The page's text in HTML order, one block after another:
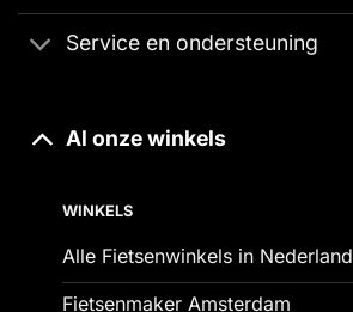
Service en ondersteuning
Al onze winkels
WINKELS
Alle Fietsenwinkels in Nederland
Fietsenmaker Amsterdam